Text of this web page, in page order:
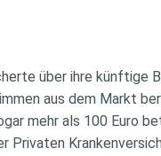
über ihre künftige
aus dem Markt
mehr als 100 Euro
Privaten